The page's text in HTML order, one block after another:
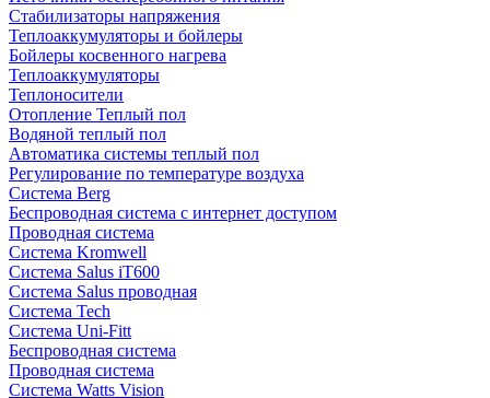
Стабилизаторы напряжения
Теплоаккумуляторы и бойлеры
Бойлеры косвенного нагрева
Теплоаккумуляторы
Теплоносители
Отопление Теплый пол
Водяной теплый пол
Автоматика системы теплый пол
Регулирование по температуре воздуха
Система Berg
Беспроводная система с интернет доступом
Проводная система
Система Kromwell
Система Salus iT600
Система Salus проводная
Система Tech
Система Uni-Fitt
Беспроводная система
Проводная система
Система Watts Vision